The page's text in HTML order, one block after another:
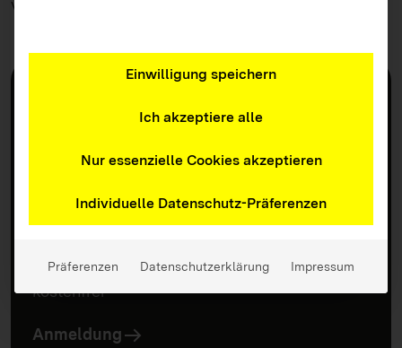
vorgesehen.
Stuttgart
Termin(e)
26. November 2025 I 9:30 – 10:30 Uhr
Kosten
kostenfrei
Anmeldung
Einwilligung speichern
Ich akzeptiere alle
Nur essenzielle Cookies akzeptieren
Individuelle Datenschutz-Präferenzen
Präferenzen Datenschutzerklärung Impressum